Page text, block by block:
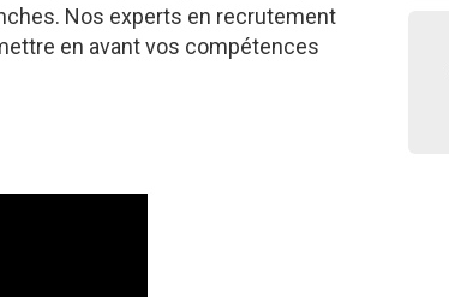
Nos experts en recrutement
en avant vos compétences